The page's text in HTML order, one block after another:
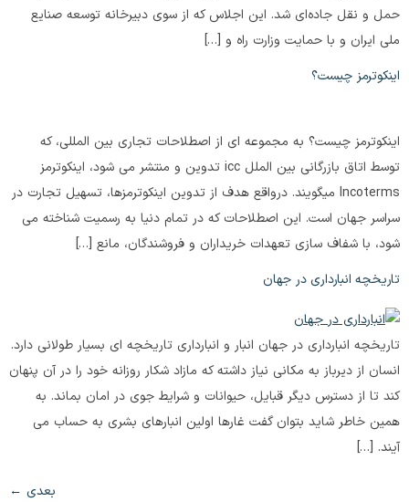
حمل و نقل جاده‌ای شد. این اجلاس که از سوی دبیرخانه توسعه صنایع
ملی ایران و با حمایت وزارت راه و […]
اینکوترمز چیست؟
اینکوترمز چیست؟ به مجموعه ای از اصطلاحات تجاری بین المللی، که
توسط اتاق بازرگانی بین الملل icc تدوین و منتشر می شود، اینکوترمز
Incoterms میگویند. درواقع هدف از تدوین اینکوترمزها، تسهیل تجارت در
سراسر جهان است. این اصطلاحات که در تمام دنیا به رسمیت شناخته می
شود، با شفاف سازی تعهدات خریداران و فروشندگان، مانع […]
تاریخچه انبارداری در جهان
تاریخچه انبارداری در جهان انبار و انبارداری تاریخچه ای بسیار طولانی دارد.
انسان از دیرباز به مکانی نیاز داشته که مازاد شکار روزانه خود را در آن پنهان
کند تا از دسترس دیگر قبایل، حیوانات و شرایط جوی در امان بماند. به
همین خاطر شاید بتوان گفت غارها اولین انبارهای بشری به حساب می
آیند. […]
بعدی ←